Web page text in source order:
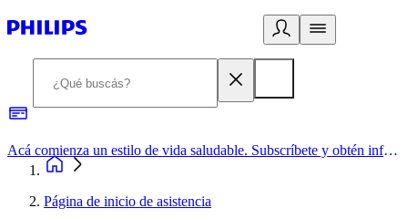
Acá comienza un estilo de vida saludable. Subscríbete y obtén información de primera mano
Página de inicio de asistencia